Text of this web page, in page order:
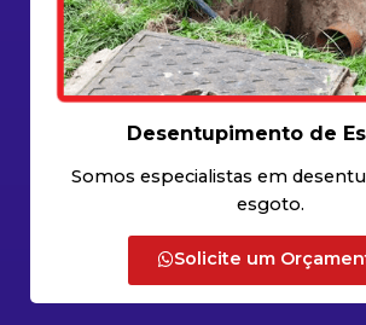
Desentupimento de
Somos especialistas em
esgoto.
Solicite um